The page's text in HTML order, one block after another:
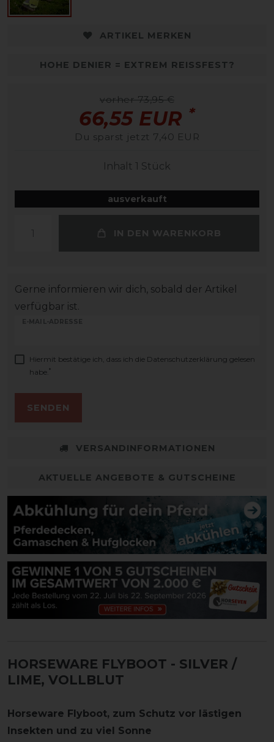
ARTIKEL MERKEN
HOHE DENIER = EXTREM REISSFEST?
vorher 73,95 €
66,55 EUR *
Du sparst jetzt 7,40 EUR
Inhalt 1 Stück
ausverkauft
IN DEN WARENKORB
Gerne informieren wir dich, sobald der Artikel
verfügbar ist.
E-MAIL-ADRESSE
Hiermit bestätige ich, dass ich die Daten­schutz­erklärung gelesen
habe. *
SENDEN
VERSANDINFORMATIONEN
AKTUELLE ANGEBOTE & GUTSCHEINE
HORSEWARE FLYBOOT - SILVER /
LIME, VOLLBLUT
Horseware Flyboot, zum Schutz vor lästigen
Insekten und zu viel Sonne